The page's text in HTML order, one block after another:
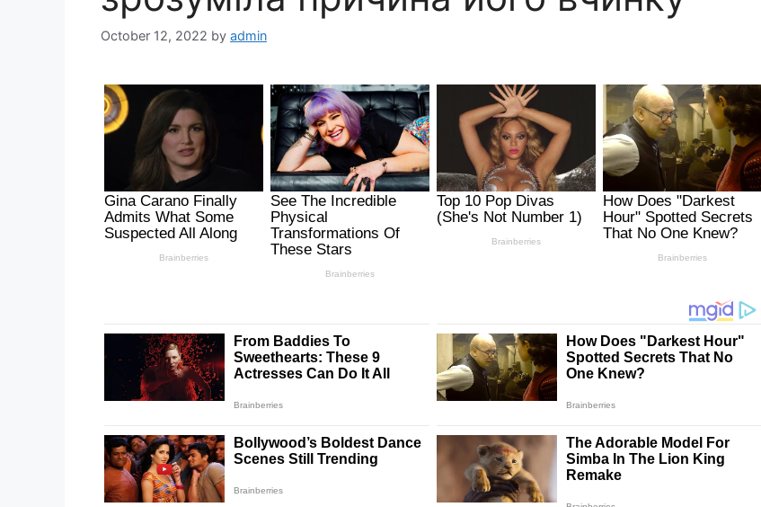
October 12, 2022 by admin